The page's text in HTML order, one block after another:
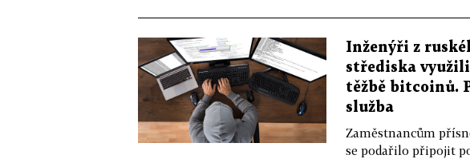
Inženýři z
střediska
těžbě bitcoinů.
služba
Zaměstnancům
se podařilo připojit